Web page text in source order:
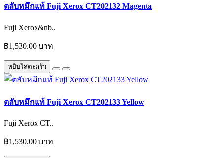
ตลับหมึกแท้ Fuji Xerox CT202132 Magenta
Fuji Xerox&nb..
฿1,530.00 บาท
หยิบใส่ตะกร้า
ตลับหมึกแท้ Fuji Xerox CT202133 Yellow
Fuji Xerox CT..
฿1,530.00 บาท